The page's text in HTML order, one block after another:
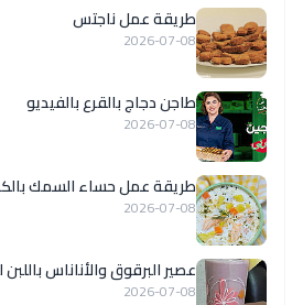
طريقة عمل ناجتس
2026-07-08
طاجن دجاج بالقرع بالفيديو
2026-07-08
طريقة عمل حساء السمك
2026-07-08
عصير البرقوق والأناناس
2026-07-08